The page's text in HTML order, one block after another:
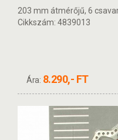
203 mm átmérőjű, 6
Cikkszám: 4839013
Ára: 8.290,- FT